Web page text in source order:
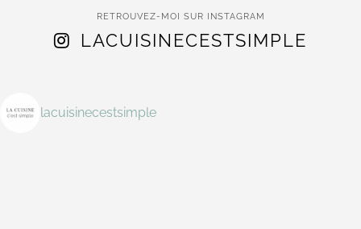
RETROUVEZ-MOI SUR INSTAGRAM
LACUISINECESTSIMPLE
lacuisinecestsimple